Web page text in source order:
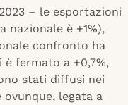
– le esportazioni
nazionale è +1%),
confronto ha
fermato a +0,7%,
stati diffusi nei
legata a